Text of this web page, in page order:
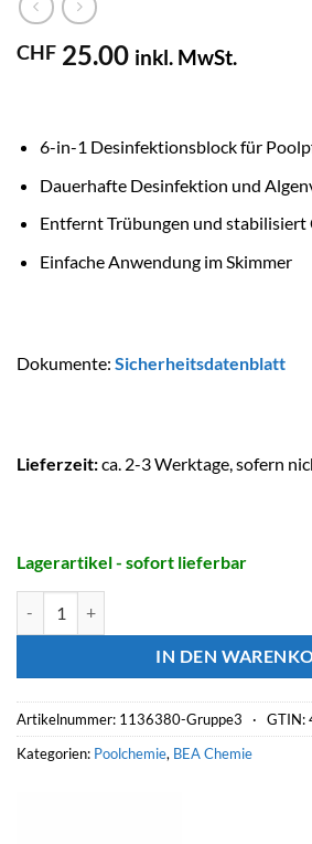
CHF 25.00 inkl. MwSt.
6-in-1 Desinfektionsblock für
Dauerhafte Desinfektion und
Entfernt Trübungen und
Einfache Anwendung im Skimmer
Dokumente: Sicherheitsdatenblatt
Lieferzeit:ca. 2-3 Werktage, sofern
Lagerartikel - sofort lieferbar
IN DEN
Artikelnummer: 1136380-Gruppe3 · GTIN:
Kategorien: Poolchemie, BEA Chemie